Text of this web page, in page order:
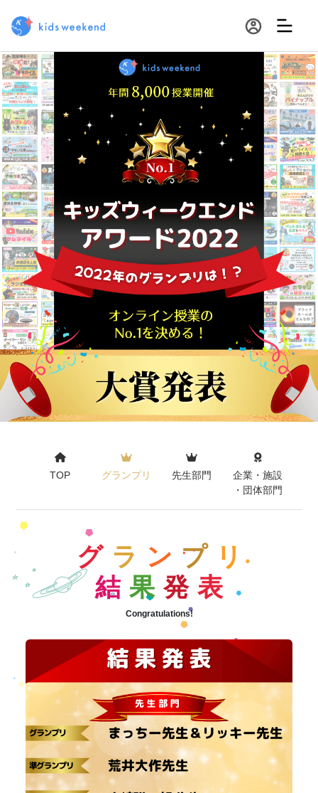
TOP グランプリ 先生部門
企業・施設
・団体部門
グ ラ ン プ リ
結 果 発 表
Congratulations!